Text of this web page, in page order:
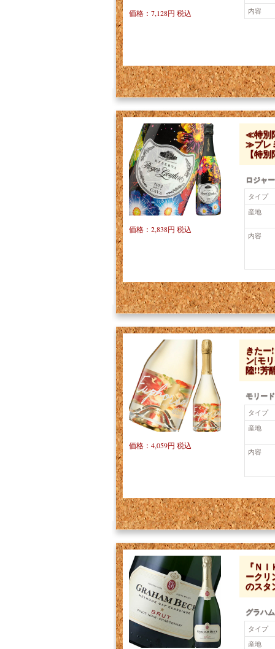
内容
価格：7,128円 税込
≪特別
≫プレ
【特
ロジャ
タイプ
産地
内容
価格：2,838円 税込
きた
ン[モ
陸!!芳
モリー
タイプ
産地
内容
価格：4,059円 税込
『Ｎ
ークリ
のス
グラハ
タイプ
産地